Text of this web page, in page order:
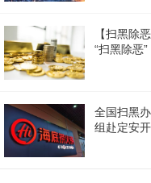
【扫黑除
“扫黑除恶”
全国扫黑
组赴定安